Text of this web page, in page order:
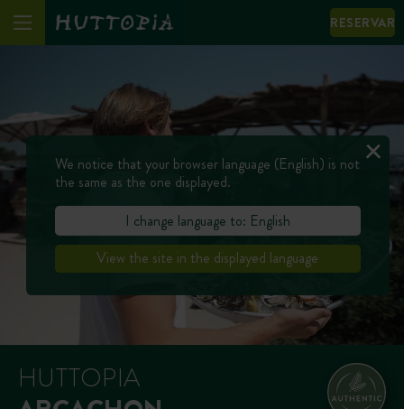
RESERVAR
HUTTOPIA
We notice that your browser language (English) is not
the same as the one displayed.
I change language to: English
View the site in the displayed language